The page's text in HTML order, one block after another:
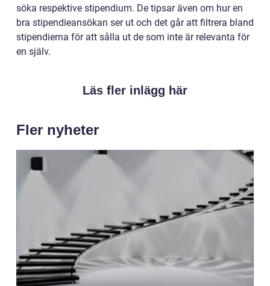
söka respektive stipendium. De tipsar även om hur en
bra stipendieansökan ser ut och det går att filtrera bland
stipendierna för att sålla ut de som inte är relevanta för
en själv.
Läs fler inlägg här
Fler nyheter